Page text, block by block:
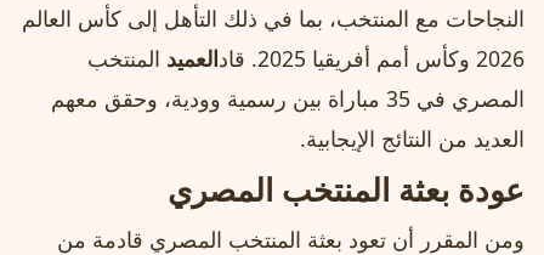
النجاحات مع المنتخب، بما في ذلك التأهل إلى كأس العالم
2026 وكأس أمم أفريقيا 2025. قاد
العميد المنتخب
المصري في 35 مباراة بين رسمية وودية، وحقق معهم
العديد من النتائج الإيجابية.
عودة بعثة المنتخب المصري
ومن المقرر أن تعود بعثة المنتخب المصري قادمة من